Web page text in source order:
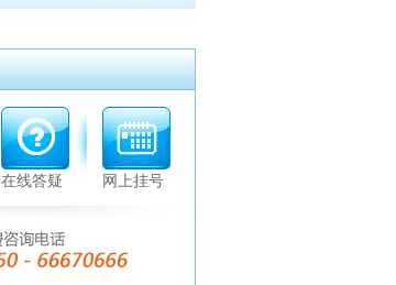
在线答疑 网上挂号